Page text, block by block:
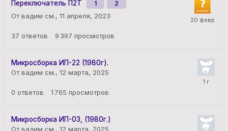
Переключатель П2Т 1 2
От вадим см., 11 апреля, 2023
37 ответов 9 397 просмотров
Микросборка ИП-22 (1980г).
От вадим см., 12 марта, 2025
0 ответов 1 765 просмотров
Микросборка ИП-03, (1980г.)
От вадим см., 12 марта, 2025